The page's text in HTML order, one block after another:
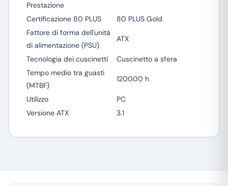
Prestazione
Certificazione 80 PLUS
80 PLUS Gold
Fattore di forma dell'unità
di alimentazione (PSU)
ATX
Tecnologia dei cuscinetti
Cuscinetto a sfera
Tempo medio tra guasti
(MTBF)
120000 h
Utilizzo
PC
Versione ATX
3.1